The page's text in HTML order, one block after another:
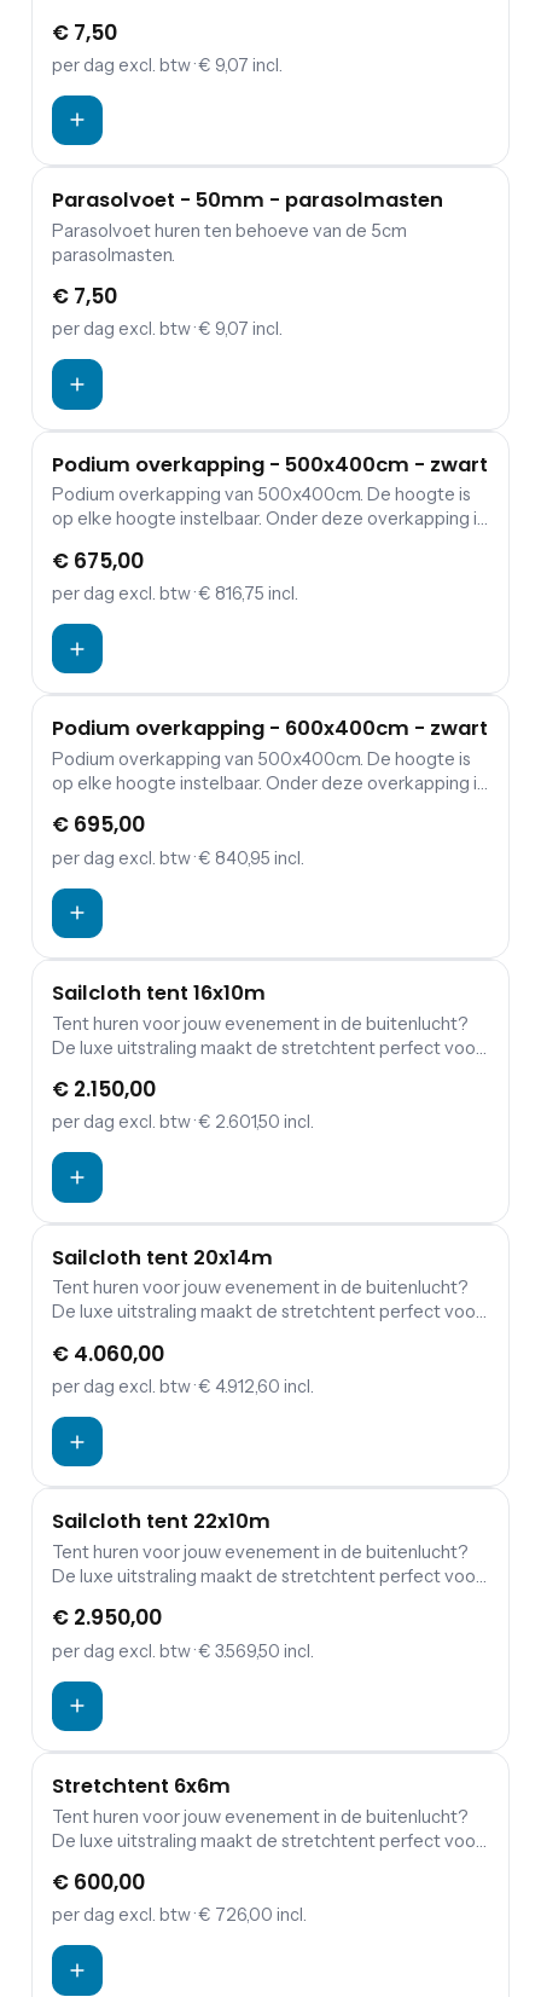
€ 7,50
per dag excl. btw· € 9,07 incl.
Parasolvoet - 50mm - parasolmasten
Parasolvoet huren ten behoeve van de 5cm
parasolmasten.
€ 7,50
per dag excl. btw· € 9,07 incl.
Podium overkapping - 500x400cm - zwart
Podium overkapping van 500x400cm. De hoogte is
op elke hoogte instelbaar. Onder deze overkapping is
exclusief podium, ballast en apparatuur. Zijwanden
optioneel.
€ 675,00
per dag excl. btw· € 816,75 incl.
Podium overkapping - 600x400cm - zwart
Podium overkapping van 500x400cm. De hoogte is
op elke hoogte instelbaar. Onder deze overkapping is
exclusief podium, ballast en apparatuur. Zijwanden
optioneel.
€ 695,00
per dag excl. btw· € 840,95 incl.
Sailcloth tent 16x10m
Tent huren voor jouw evenement in de buitenlucht?
De luxe uitstraling maakt de stretchtent perfect voor
gelegenheid.De stretchtent kan door zijn aanpasbare
constructie helemaal aan jouw behoeften worden
staanplaatsen of 25 zitplaatsen.
€ 2.150,00
per dag excl. btw· € 2.601,50 incl.
Sailcloth tent 20x14m
Tent huren voor jouw evenement in de buitenlucht?
De luxe uitstraling maakt de stretchtent perfect voor
gelegenheid.De stretchtent kan door zijn aanpasbare
constructie helemaal aan jouw behoeften worden
staanplaatsen of 25 zitplaatsen.
€ 4.060,00
per dag excl. btw· € 4.912,60 incl.
Sailcloth tent 22x10m
Tent huren voor jouw evenement in de buitenlucht?
De luxe uitstraling maakt de stretchtent perfect voor
gelegenheid.De stretchtent kan door zijn aanpasbare
constructie helemaal aan jouw behoeften worden
staanplaatsen of 25 zitplaatsen.
€ 2.950,00
per dag excl. btw· € 3.569,50 incl.
Stretchtent 6x6m
Tent huren voor jouw evenement in de buitenlucht?
De luxe uitstraling maakt de stretchtent perfect voor
gelegenheid. De stretchtent kan door zijn aanpasbare
constructie helemaal aan jouw behoeften worden
of 14 zitplaatsen.
€ 600,00
per dag excl. btw· € 726,00 incl.